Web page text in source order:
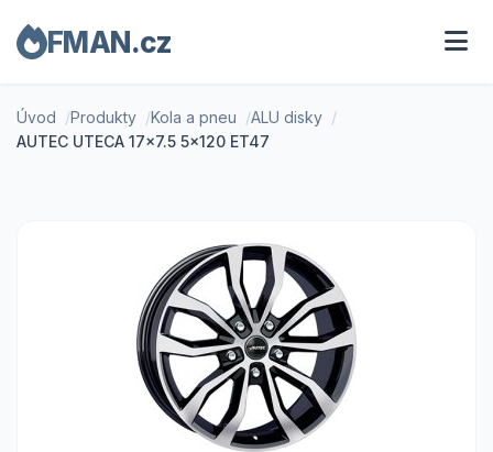
FMAN.cz
Úvod Produkty Kola a pneu
ALU disky
AUTEC UTECA 17x7.5 5x120 ET47